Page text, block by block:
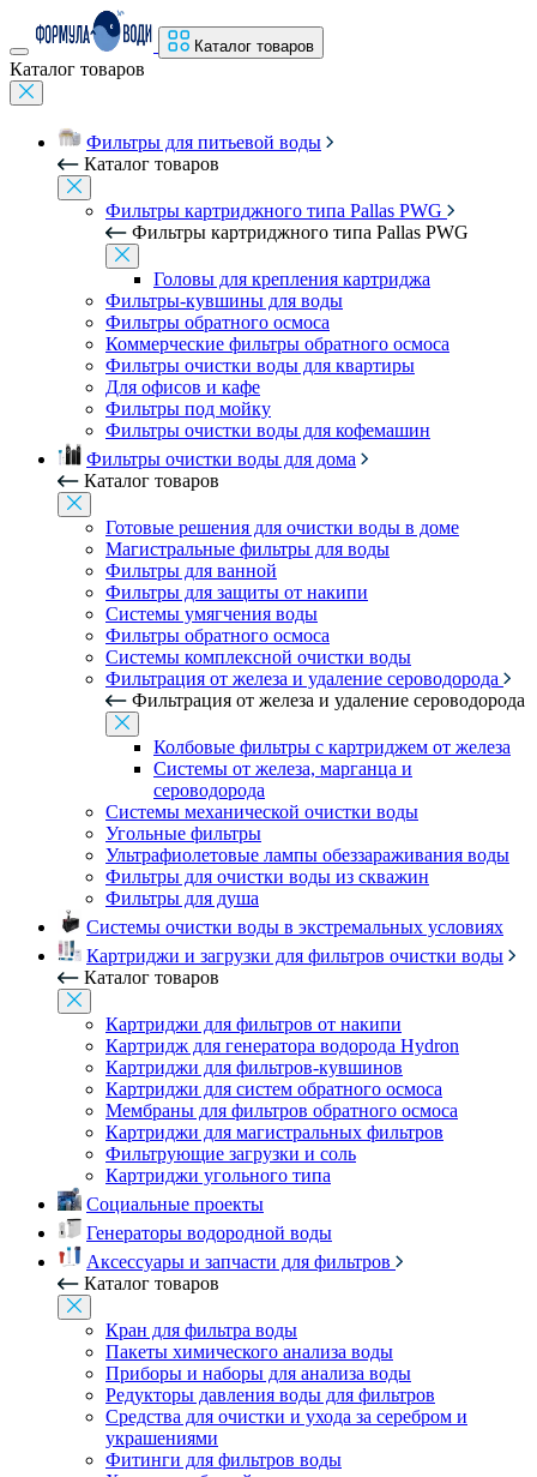
Каталог товаров
Каталог товаров
Фильтры для питьевой воды
Каталог товаров
Фильтры картриджного типа Pallas PWG
Фильтры картриджного типа Pallas PWG
Головы для крепления картриджа
Фильтры-кувшины для воды
Фильтры обратного осмоса
Коммерческие фильтры обратного осмоса
Фильтры очистки воды для квартиры
Для офисов и кафе
Фильтры под мойку
Фильтры очистки воды для кофемашин
Фильтры очистки воды для дома
Каталог товаров
Готовые решения для очистки воды в доме
Магистральные фильтры для воды
Фильтры для ванной
Фильтры для защиты от накипи
Системы умягчения воды
Фильтры обратного осмоса
Системы комплексной очистки воды
Фильтрация от железа и удаление сероводорода
Фильтрация от железа и удаление сероводорода
Колбовые фильтры с картриджем от железа
Системы от железа, марганца и
сероводорода
Системы механической очистки воды
Угольные фильтры
Ультрафиолетовые лампы обеззараживания воды
Фильтры для очистки воды из скважин
Фильтры для душа
Системы очистки воды в экстремальных условиях
Картриджи и загрузки для фильтров очистки воды
Каталог товаров
Картриджи для фильтров от накипи
Картридж для генератора водорода Hydron
Картриджи для фильтров-кувшинов
Картриджи для систем обратного осмоса
Мембраны для фильтров обратного осмоса
Картриджи для магистральных фильтров
Фильтрующие загрузки и соль
Картриджи угольного типа
Социальные проекты
Генераторы водородной воды
Аксессуары и запчасти для фильтров
Каталог товаров
Кран для фильтра воды
Пакеты химического анализа воды
Приборы и наборы для анализа воды
Редукторы давления воды для фильтров
Средства для очистки и ухода за серебром и
украшениями
Фитинги для фильтров воды